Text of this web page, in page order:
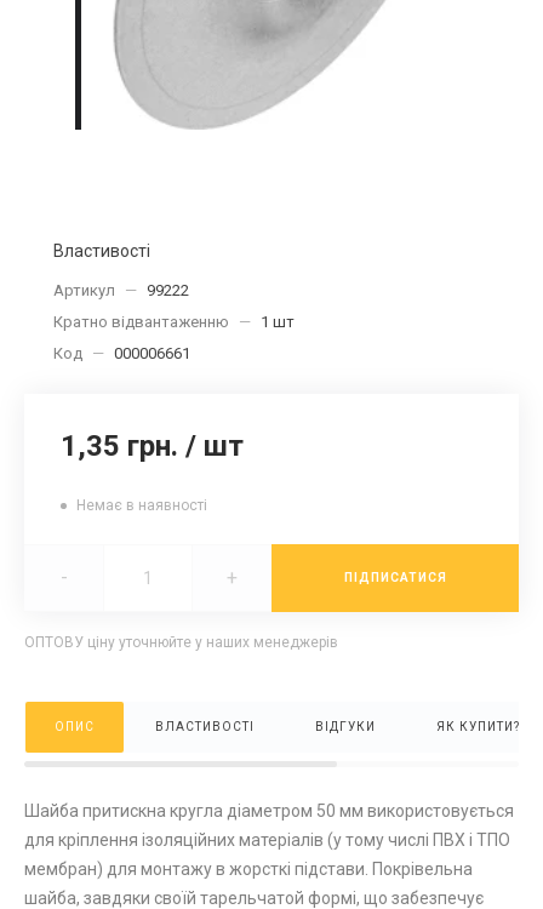
Властивості
Артикул — 99222
Кратно відвантаженню
— 1 шт
Код — 000006661
1,35 грн. / шт
Немає в наявності
- + ПІДПИСАТИСЯ
ОПТОВУ ціну уточнюйте у наших менеджерів
ОПИС ВЛАСТИВОСТІ ВІДГУКИ ЯК КУПИТИ?
Шайба притискна кругла діаметром 50 мм використовується
для кріплення ізоляційних матеріалів (у тому числі ПВХ і ТПО
мембран) для монтажу в жорсткі підстави. Покрівельна
шайба, завдяки своїй тарельчатой формі, що забезпечує